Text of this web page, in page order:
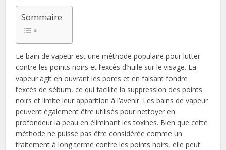
Sommaire
Le bain de vapeur est une méthode populaire pour lutter
contre les points noirs et l’excès d’huile sur le visage. La
vapeur agit en ouvrant les pores et en faisant fondre
l’excès de sébum, ce qui facilite la suppression des points
noirs et limite leur apparition à l’avenir. Les bains de vapeur
peuvent également être utilisés pour nettoyer en
profondeur la peau en éliminant les toxines. Bien que cette
méthode ne puisse pas être considérée comme un
traitement à long terme contre les points noirs, elle peut